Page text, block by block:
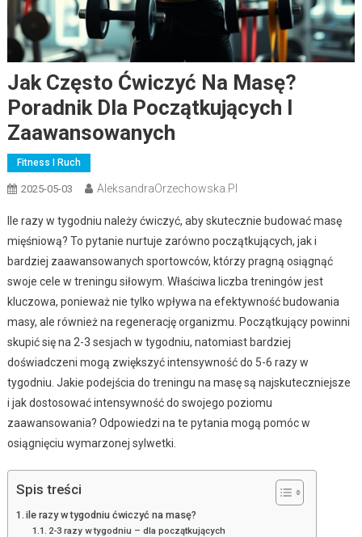
Jak Często Ćwiczyć Na Masę?
Poradnik Dla Początkujących I
Zaawansowanych
Fitness I Ruch
2025-05-03 AleksandraOrzechowska.pl
Ile razy w tygodniu należy ćwiczyć, aby skutecznie budować masę
mięśniową? To pytanie nurtuje zarówno początkujących, jak i
bardziej zaawansowanych sportowców, którzy pragną osiągnąć
swoje cele w treningu siłowym. Właściwa liczba treningów jest
kluczowa, ponieważ nie tylko wpływa na efektywność budowania
masy, ale również na regenerację organizmu. Początkujący powinni
skupić się na 2-3 sesjach w tygodniu, natomiast bardziej
doświadczeni mogą zwiększyć intensywność do 5-6 razy w
tygodniu. Jakie podejścia do treningu na masę są najskuteczniejsze
i jak dostosować intensywność do swojego poziomu
zaawansowania? Odpowiedzi na te pytania mogą pomóc w
osiągnięciu wymarzonej sylwetki.
Spis treści
ile razy w tygodniu ćwiczyć na masę?
2-3 razy w tygodniu – dla początkujących